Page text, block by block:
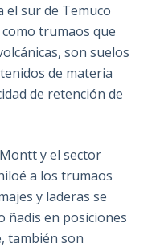
el sur de Temuco
trumaos que
son suelos
de materia
de retención de
y el sector
a los trumaos
y laderas se
ñadis en posiciones
también son